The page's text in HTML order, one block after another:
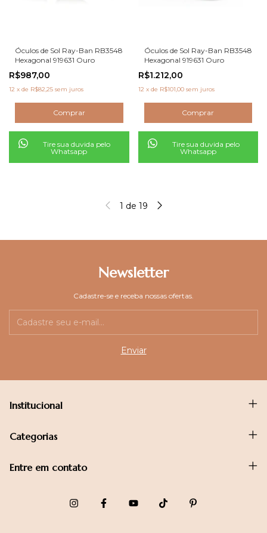
Óculos de Sol Ray-Ban RB3548
Hexagonal 919631 Ouro
R$987,00
12 x de R$82,25 sem juros
Tire sua duvida pelo
Whatsapp
Óculos de Sol Ray-Ban RB3548
Hexagonal 919631 Ouro
R$1.212,00
12 x de R$101,00 sem juros
Tire sua duvida pelo
Whatsapp
1 de 19
Newsletter
Cadastre-se e receba nossas ofertas.
Institucional
Categorias
Entre em contato